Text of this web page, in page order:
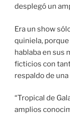
desplegó un
Era un show
quiniela,
hablaba en sus
ficticios con
respaldo de
“Tropical de
amplios